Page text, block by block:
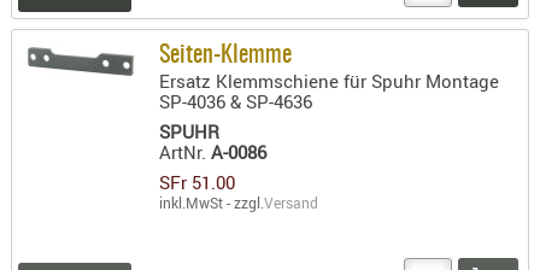
Seiten-Klemme
Ersatz Klemmschiene für Spuhr Montage
SP-4036 & SP-4636
SPUHR
ArtNr.A-0086
SFr 51.00
inkl.MwSt - zzgl.Versand